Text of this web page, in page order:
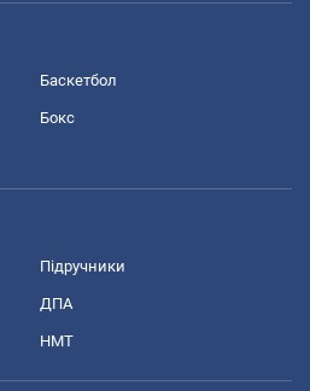
Баскетбол
Бокс
Підручники
ДПА
НМТ